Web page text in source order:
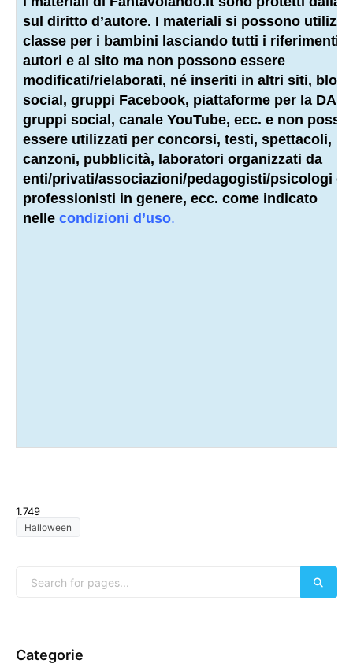
sul diritto d’autore. I materiali si possono
classe per i bambini lasciando tutti i riferimenti
autori e al sito ma non possono essere
modificati/rielaborati, né inseriti in altri siti, blog,
social, gruppi Facebook, piattaforme per la DAD,
gruppi social, canale YouTube, ecc. e non
essere utilizzati per concorsi, testi, spettacoli,
canzoni, pubblicità, laboratori organizzati da
enti/privati/associazioni/pedagogisti/psicologi o
professionisti in genere, ecc. come indicato
nelle condizioni d’uso.
1.749
Halloween
Categorie